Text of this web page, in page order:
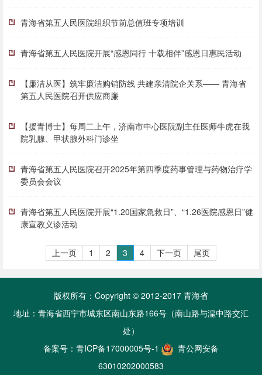
青海省第五人民医院组织节前总值班专项培训
青海省第五人民医院开展“感恩同行 十载相伴”感恩日惠民活动
【廉洁从医】筑牢廉洁购销防线 共建亲清院企关系—— 青海省
第五人民医院召开供应商廉
【援青博士】每周二上午，济南市中心医院副主任医师牛虎在我
院乳腺、甲状腺外科门诊坐
青海省第五人民医院召开2025年第四季度药事管理与药物治疗学
委员会会议
青海省第五人民医院开展“1.20国家急救日”、“1.26医院感恩日”健
康宣教义诊活动
上一页 1 2 3 4 下一页 尾页
版权所有：Copyright © 2012-2017 青海省
地址：青海省西宁市城东区南山东路166号（南山路与湟中路交汇
处）
备案号： 青ICP备17000005号-1
青公网安备
63010202000583